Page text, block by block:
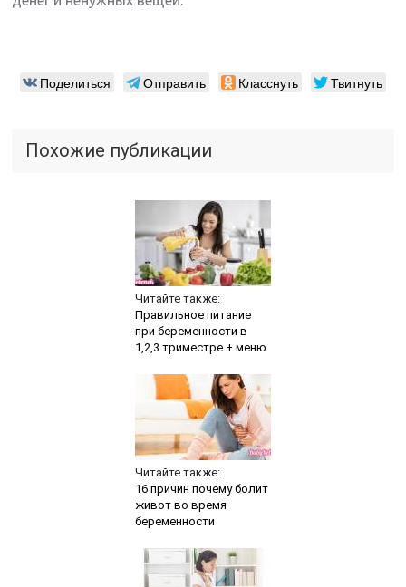
Поделиться Отправить Класснуть Твитнуть
Похожие публикации
Читайте также:
Правильное питание
при беременности в
1,2,3 триместре + меню
Читайте также:
16 причин почему болит
живот во время
беременности